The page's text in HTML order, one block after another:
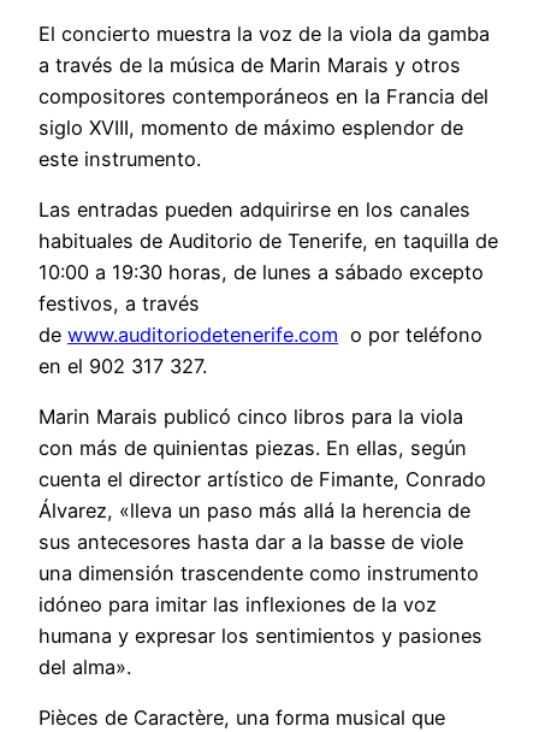
El concierto muestra la voz de la viola da gamba
a través de la música de Marin Marais y otros
compositores contemporáneos en la Francia del
siglo XVIII, momento de máximo esplendor de
este instrumento.
Las entradas pueden adquirirse en los canales
habituales de Auditorio de Tenerife, en taquilla de
10:00 a 19:30 horas, de lunes a sábado excepto
festivos, a través
de www.auditoriodetenerife.com o por teléfono
en el 902 317 327.
Marin Marais publicó cinco libros para la viola
con más de quinientas piezas. En ellas, según
cuenta el director artístico de Fimante, Conrado
Álvarez, «lleva un paso más allá la herencia de
sus antecesores hasta dar a la basse de viole
una dimensión trascendente como instrumento
idóneo para imitar las inflexiones de la voz
humana y expresar los sentimientos y pasiones
del alma».
Pièces de Caractère, una forma musical que